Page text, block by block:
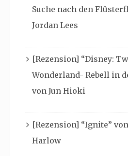
Suche nach den
Jordan Lees
[Rezension] “Disney:
Wonderland- Rebell in
von Jun Hioki
[Rezension] “Ignite”
Harlow